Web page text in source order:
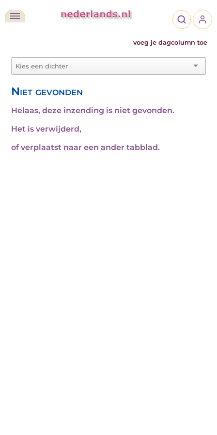
voeg je dagcolumn toe
Niet gevonden
Helaas, deze inzending is niet gevonden.
Het is verwijderd,
of verplaatst naar een ander tabblad.